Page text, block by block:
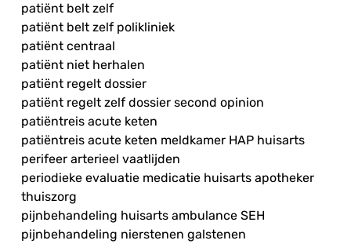
patiënt belt zelf
patiënt belt zelf polikliniek
patiënt centraal
patiënt niet herhalen
patiënt regelt dossier
patiënt regelt zelf dossier second opinion
patiëntreis acute keten
patiëntreis acute keten meldkamer HAP huisarts
perifeer arterieel vaatlijden
periodieke evaluatie medicatie huisarts apotheker
thuiszorg
pijnbehandeling huisarts ambulance SEH
pijnbehandeling nierstenen galstenen